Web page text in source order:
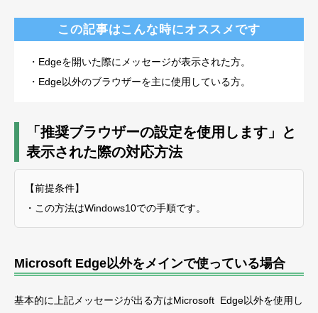
この記事はこんな時にオススメです
・Edgeを開いた際にメッセージが表示された方。
・Edge以外のブラウザーを主に使用している方。
「推奨ブラウザーの設定を使用します」と
表示された際の対応方法
【前提条件】
・この方法はWindows10での手順です。
Microsoft Edge以外をメインで使っている場合
基本的に上記メッセージが出る方はMicrosoft Edge以外を使用し